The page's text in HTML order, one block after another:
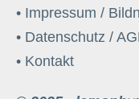
• Impressum /
• Datenschutz /
• Kontakt